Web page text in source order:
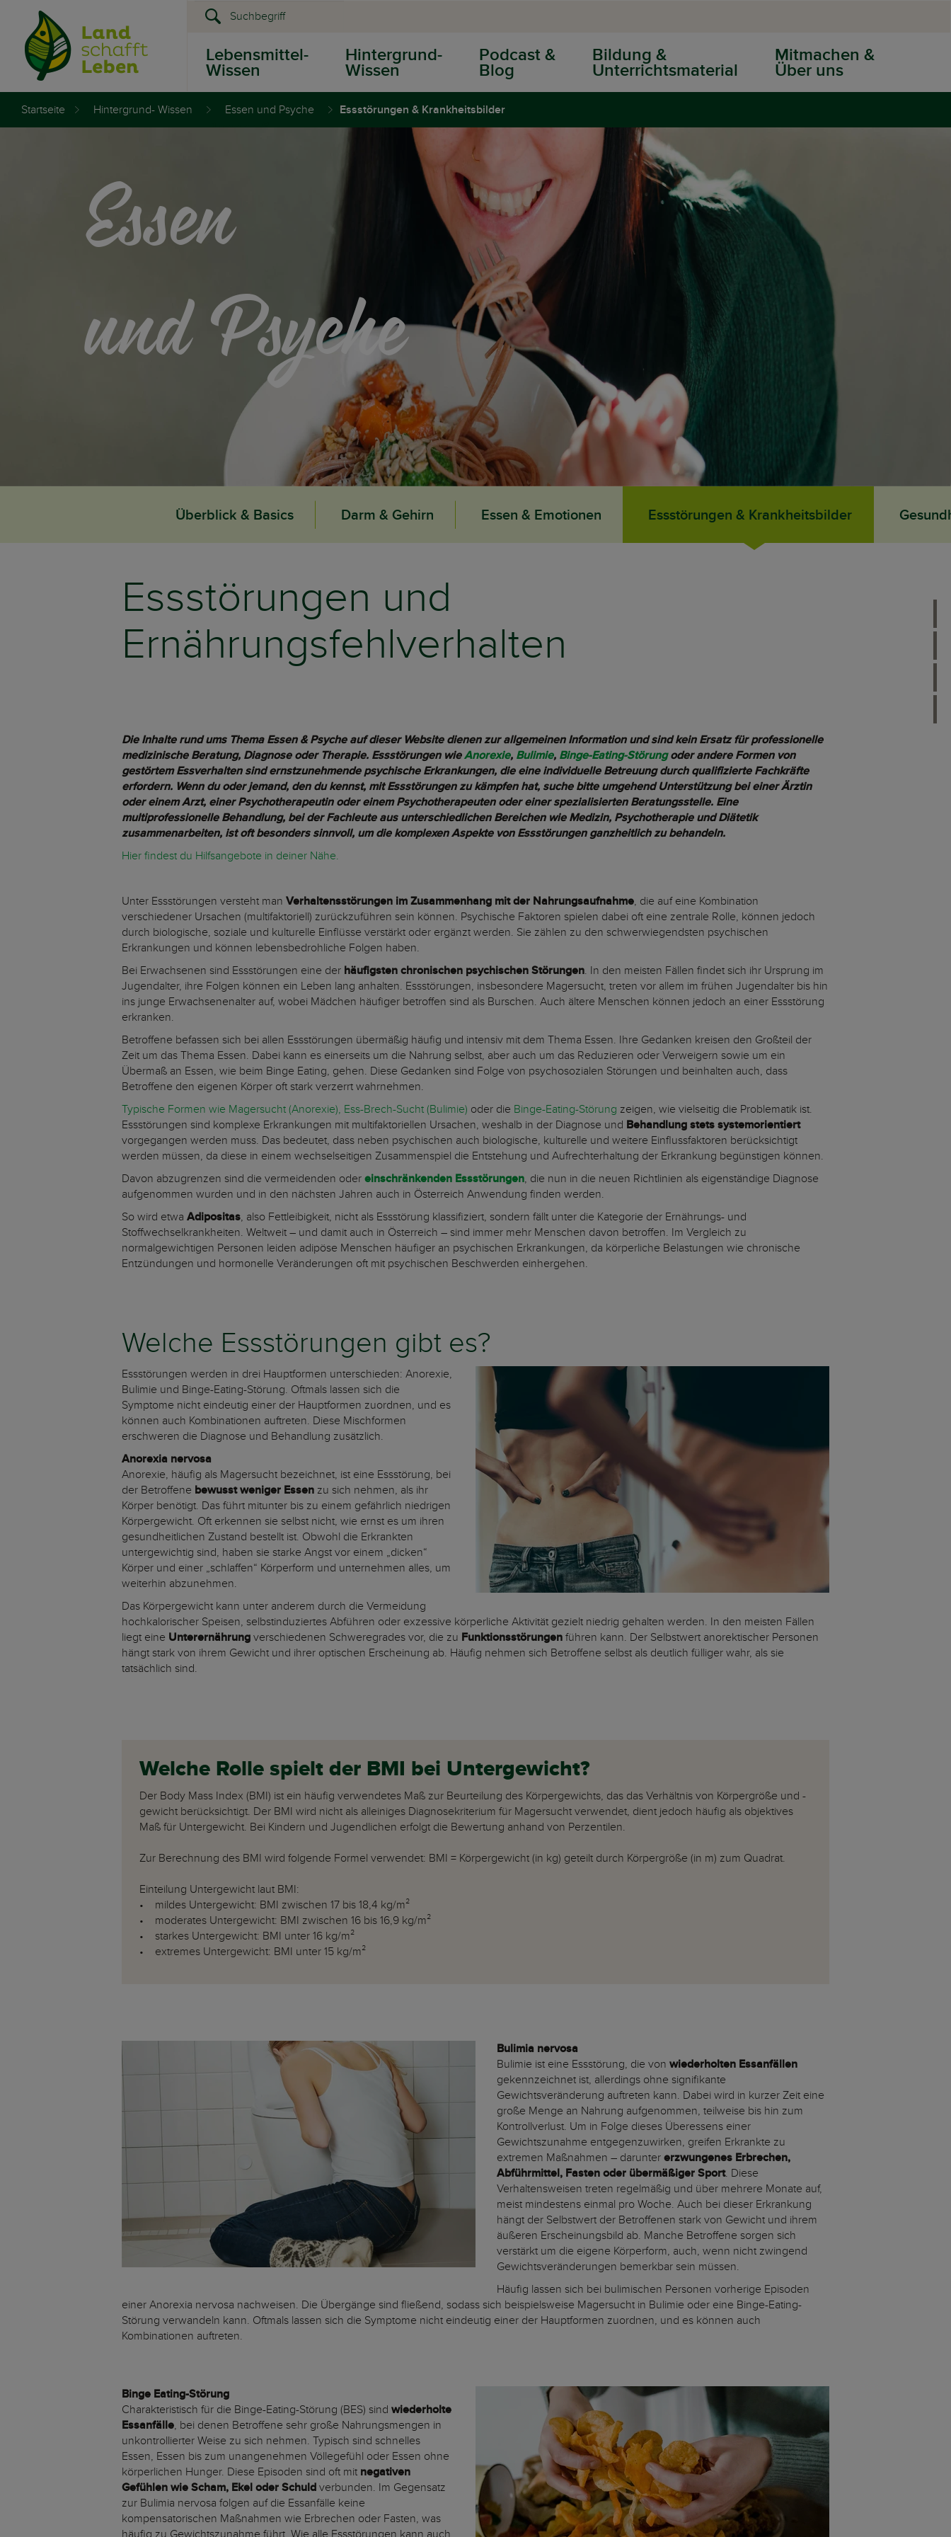
Lebensmittel-
Wissen
Hintergrund-
Wissen
Podcast &
Blog
Bildung &
Unterrichtsmaterial
Mitmachen &
Über uns
Presse &
Startseite Hintergrund- Wissen Essen und Psyche Essstörungen & Krankheitsbilder
Essen
und Psyche
Überblick & Basics Darm & Gehirn Essen & Emotionen Essstörungen & Krankheitsbilder
Essstörungen und
Ernährungsfehlverhalten
Die Inhalte rund ums Thema Essen & Psyche auf dieser Website dienen zur allgemeinen Information und sind kein Ersatz für professionelle
medizinische Beratung, Diagnose oder Therapie. Essstörungen wieAnorexie, Bulimie, Binge-Eating-Störungoder andere Formen von
gestörtem Essverhalten sind ernstzunehmende psychische Erkrankungen, die eine individuelle Betreuung durch qualifizierte Fachkräfte
erfordern. Wenn du oder jemand, den du kennst, mit Essstörungen zu kämpfen hat, suche bitte umgehend Unterstützung bei einer Ärztin
oder einem Arzt, einer Psychotherapeutin oder einem Psychotherapeuten oder einer spezialisierten Beratungsstelle. Eine
multiprofessionelle Behandlung, bei der Fachleute aus unterschiedlichen Bereichen wie Medizin, Psychotherapie und Diätetik
zusammenarbeiten, ist oft besonders sinnvoll, um die komplexen Aspekte von Essstörungen ganzheitlich zu behandeln.
Hier findest du Hilfsangebote in deiner Nähe.
Unter Essstörungen versteht man Verhaltensstörungen im Zusammenhang mit der Nahrungsaufnahme, die auf eine Kombination
verschiedener Ursachen (multifaktoriell) zurückzuführen sein können. Psychische Faktoren spielen dabei oft eine zentrale Rolle, können jedoch
durch biologische, soziale und kulturelle Einflüsse verstärkt oder ergänzt werden. Sie zählen zu den schwerwiegendsten psychischen
Erkrankungen und können lebensbedrohliche Folgen haben.
Bei Erwachsenen sind Essstörungen eine der häufigsten chronischen psychischen Störungen. In den meisten Fällen findet sich ihr Ursprung im
Jugendalter, ihre Folgen können ein Leben lang anhalten. Essstörungen, insbesondere Magersucht, treten vor allem im frühen Jugendalter bis hin
ins junge Erwachsenenalter auf, wobei Mädchen häufiger betroffen sind als Burschen. Auch ältere Menschen können jedoch an einer Essstörung
erkranken.
Betroffene befassen sich bei allen Essstörungen übermäßig häufig und intensiv mit dem Thema Essen. Ihre Gedanken kreisen den Großteil der
Zeit um das Thema Essen. Dabei kann es einerseits um die Nahrung selbst, aber auch um das Reduzieren oder Verweigern sowie um ein
Übermaß an Essen, wie beim Binge Eating, gehen. Diese Gedanken sind Folge von psychosozialen Störungen und beinhalten auch, dass
Betroffene den eigenen Körper oft stark verzerrt wahrnehmen.
Typische Formen wie Magersucht (Anorexie), Ess-Brech-Sucht (Bulimie) oder die Binge-Eating-Störung zeigen, wie vielseitig die Problematik ist.
Essstörungen sind komplexe Erkrankungen mit multifaktoriellen Ursachen, weshalb in der Diagnose und Behandlung stets systemorientiert
vorgegangen werden muss. Das bedeutet, dass neben psychischen auch biologische, kulturelle und weitere Einflussfaktoren berücksichtigt
werden müssen, da diese in einem wechselseitigen Zusammenspiel die Entstehung und Aufrechterhaltung der Erkrankung begünstigen können.
Davon abzugrenzen sind die vermeidenden oder einschränkenden Essstörungen, die nun in die neuen Richtlinien als eigenständige Diagnose
aufgenommen wurden und in den nächsten Jahren auch in Österreich Anwendung finden werden.
So wird etwa Adipositas, also Fettleibigkeit, nicht als Essstörung klassifiziert, sondern fällt unter die Kategorie der Ernährungs- und
Stoffwechselkrankheiten. Weltweit – und damit auch in Österreich – sind immer mehr Menschen davon betroffen. Im Vergleich zu
normalgewichtigen Personen leiden adipöse Menschen häufiger an psychischen Erkrankungen, da körperliche Belastungen wie chronische
Entzündungen und hormonelle Veränderungen oft mit psychischen Beschwerden einhergehen.
Welche Essstörungen gibt es?
Essstörungen werden in drei Hauptformen unterschieden: Anorexie,
Bulimie und Binge-Eating-Störung. Oftmals lassen sich die
Symptome nicht eindeutig einer der Hauptformen zuordnen, und es
können auch Kombinationen auftreten. Diese Mischformen
erschweren die Diagnose und Behandlung zusätzlich.
Anorexia nervosa
Anorexie, häufig als Magersucht bezeichnet, ist eine Essstörung, bei
der Betroffene bewusst weniger Essen zu sich nehmen, als ihr
Körper benötigt. Das führt mitunter bis zu einem gefährlich niedrigen
Körpergewicht. Oft erkennen sie selbst nicht, wie ernst es um ihren
gesundheitlichen Zustand bestellt ist. Obwohl die Erkrankten
untergewichtig sind, haben sie starke Angst vor einem „dicken“
Körper und einer „schlaffen“ Körperform und unternehmen alles, um
weiterhin abzunehmen.
Das Körpergewicht kann unter anderem durch die Vermeidung
hochkalorischer Speisen, selbstinduziertes Abführen oder exzessive körperliche Aktivität gezielt niedrig gehalten werden. In den meisten Fällen
liegt eine Unterernährung verschiedenen Schweregrades vor, die zu Funktionsstörungen führen kann. Der Selbstwert anorektischer Personen
hängt stark von ihrem Gewicht und ihrer optischen Erscheinung ab. Häufig nehmen sich Betroffene selbst als deutlich fülliger wahr, als sie
tatsächlich sind.
Welche Rolle spielt der BMI bei Untergewicht?
Der Body Mass Index (BMI) ist ein häufig verwendetes Maß zur Beurteilung des Körpergewichts, das das Verhältnis von Körpergröße und -
gewicht berücksichtigt. Der BMI wird nicht als alleiniges Diagnosekriterium für Magersucht verwendet, dient jedoch häufig als objektives
Maß für Untergewicht. Bei Kindern und Jugendlichen erfolgt die Bewertung anhand von Perzentilen.
Zur Berechnung des BMI wird folgende Formel verwendet: BMI = Körpergewicht (in kg) geteilt durch Körpergröße (in m) zum Quadrat.
Einteilung Untergewicht laut BMI:
• mildes Untergewicht: BMI zwischen 17 bis 18,4 kg/m²
• moderates Untergewicht: BMI zwischen 16 bis 16,9 kg/m²
• starkes Untergewicht: BMI unter 16 kg/m²
• extremes Untergewicht: BMI unter 15 kg/m²
Bulimia nervosa
Bulimie ist eine Essstörung, die von wiederholten Essanfällen
gekennzeichnet ist, allerdings ohne signifikante
Gewichtsveränderung auftreten kann. Dabei wird in kurzer Zeit eine
große Menge an Nahrung aufgenommen, teilweise bis hin zum
Kontrollverlust. Um in Folge dieses Überessens einer
Gewichtszunahme entgegenzuwirken, greifen Erkrankte zu
extremen Maßnahmen – darunter erzwungenes Erbrechen,
Abführmittel, Fasten oder übermäßiger Sport. Diese
Verhaltensweisen treten regelmäßig und über mehrere Monate auf,
meist mindestens einmal pro Woche. Auch bei dieser Erkrankung
hängt der Selbstwert der Betroffenen stark von Gewicht und ihrem
äußeren Erscheinungsbild ab. Manche Betroffene sorgen sich
verstärkt um die eigene Körperform, auch, wenn nicht zwingend
Gewichtsveränderungen bemerkbar sein müssen.
Häufig lassen sich bei bulimischen Personen vorherige Episoden
einer Anorexia nervosa nachweisen. Die Übergänge sind fließend, sodass sich beispielsweise Magersucht in Bulimie oder eine Binge-Eating-
Störung verwandeln kann. Oftmals lassen sich die Symptome nicht eindeutig einer der Hauptformen zuordnen, und es können auch
Kombinationen auftreten.
Binge Eating-Störung
Charakteristisch für die Binge-Eating-Störung (BES) sind wiederholte
Essanfälle, bei denen Betroffene sehr große Nahrungsmengen in
unkontrollierter Weise zu sich nehmen. Typisch sind schnelles
Essen, Essen bis zum unangenehmen Völlegefühl oder Essen ohne
körperlichen Hunger. Diese Episoden sind oft mit negativen
Gefühlen wie Scham, Ekel oder Schuld verbunden. Im Gegensatz
zur Bulimia nervosa folgen auf die Essanfälle keine
kompensatorischen Maßnahmen wie Erbrechen oder Fasten, was
häufig zu Gewichtszunahme führt. Wie alle Essstörungen kann auch